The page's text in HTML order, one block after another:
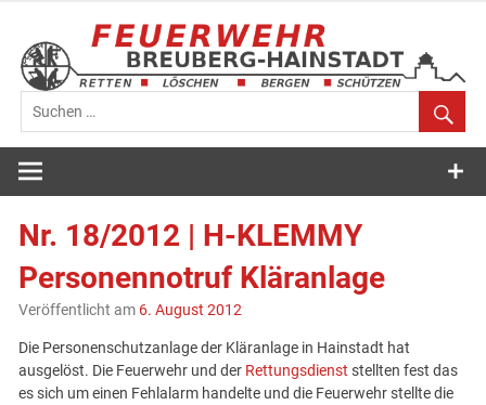
springen
Feuerwehr
Breuberg-
Hainstadt
Nr. 18/2012 | H-KLEMMY
Personennotruf Kläranlage
Veröffentlicht am 6. August 2012
Die Personenschutzanlage der Kläranlage in Hainstadt hat
ausgelöst. Die Feuerwehr und der Rettungsdienst stellten fest das
es sich um einen Fehlalarm handelte und die Feuerwehr stellte die